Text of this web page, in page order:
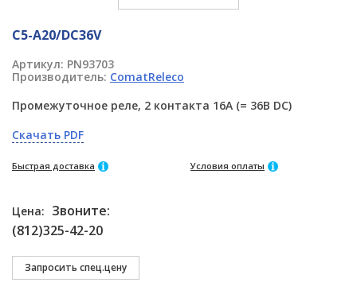
C5-A20/DC36V
Артикул: PN93703
Производитель: ComatReleco
Промежуточное реле, 2 контакта 16A (= 36В DC)
Скачать PDF
Быстрая доставка Условия оплаты
Цена: Звоните:
(812)325-42-20